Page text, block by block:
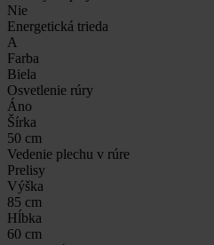
Nie
Energetická trieda
A
Farba
Biela
Osvetlenie rúry
Áno
Šírka
50 cm
Vedenie plechu v rúre
Prelisy
Výška
85 cm
Hĺbka
60 cm